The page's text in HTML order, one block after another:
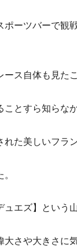
ポーツバーで観
ース自体も見た
とすら知らなか
れた美しいフラ
エズ】という
大さや大きさに